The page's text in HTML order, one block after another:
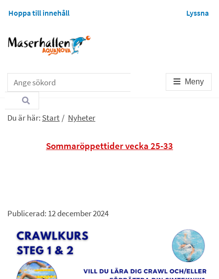
Hoppa till innehåll Lyssna
Meny
Du är här: Start / Nyheter
Sommaröppettider vecka 25-33
Publicerad: 12 december 2024